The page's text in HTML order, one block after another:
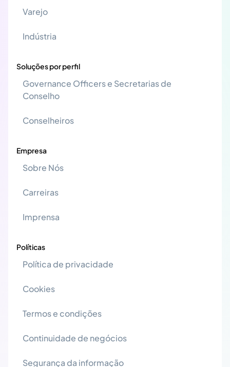
Varejo
Indústria
Soluções por perfil
Governance Officers e Secretarias de
Conselho
Conselheiros
Empresa
Sobre Nós
Carreiras
Imprensa
Políticas
Política de privacidade
Cookies
Termos e condições
Continuidade de negócios
Segurança da informação